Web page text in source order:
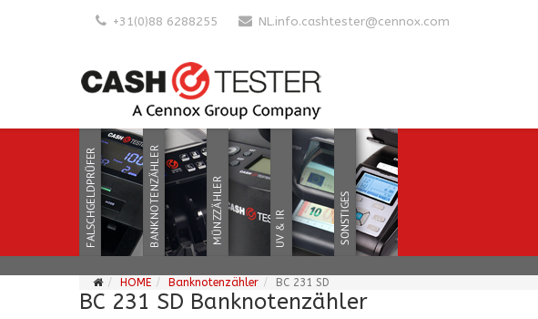
+31(0)88 6288255 NL.info.cashtester@cennox.com
HOME Banknotenzähler BC 231 SD
BC 231 SD Banknotenzähler